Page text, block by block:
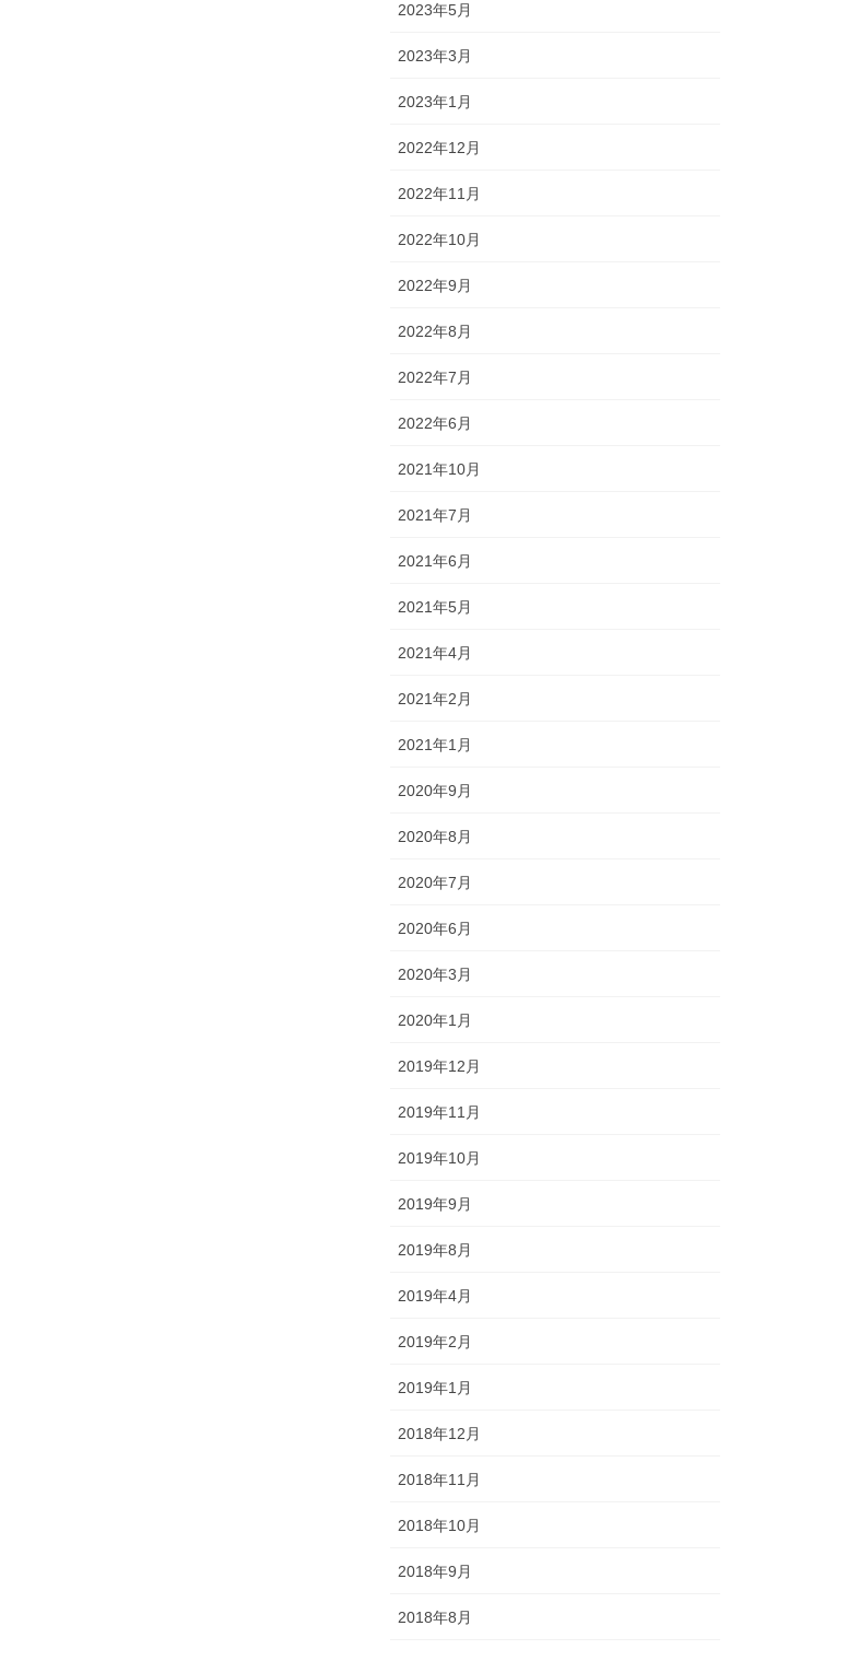
2023年5月
2023年3月
2023年1月
2022年12月
2022年11月
2022年10月
2022年9月
2022年8月
2022年7月
2022年6月
2021年10月
2021年7月
2021年6月
2021年5月
2021年4月
2021年2月
2021年1月
2020年9月
2020年8月
2020年7月
2020年6月
2020年3月
2020年1月
2019年12月
2019年11月
2019年10月
2019年9月
2019年8月
2019年4月
2019年2月
2019年1月
2018年12月
2018年11月
2018年10月
2018年9月
2018年8月